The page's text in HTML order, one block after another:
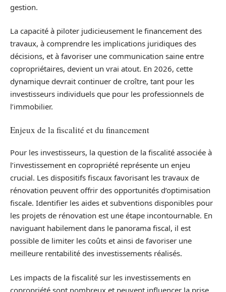
gestion.
La capacité à piloter judicieusement le financement des
travaux, à comprendre les implications juridiques des
décisions, et à favoriser une communication saine entre
copropriétaires, devient un vrai atout. En 2026, cette
dynamique devrait continuer de croître, tant pour les
investisseurs individuels que pour les professionnels de
l’immobilier.
Enjeux de la fiscalité et du financement
Pour les investisseurs, la question de la fiscalité associée à
l’investissement en copropriété représente un enjeu
crucial. Les dispositifs fiscaux favorisant les travaux de
rénovation peuvent offrir des opportunités d’optimisation
fiscale. Identifier les aides et subventions disponibles pour
les projets de rénovation est une étape incontournable. En
naviguant habilement dans le panorama fiscal, il est
possible de limiter les coûts et ainsi de favoriser une
meilleure rentabilité des investissements réalisés.
Les impacts de la fiscalité sur les investissements en
copropriété sont nombreux et peuvent influencer la prise